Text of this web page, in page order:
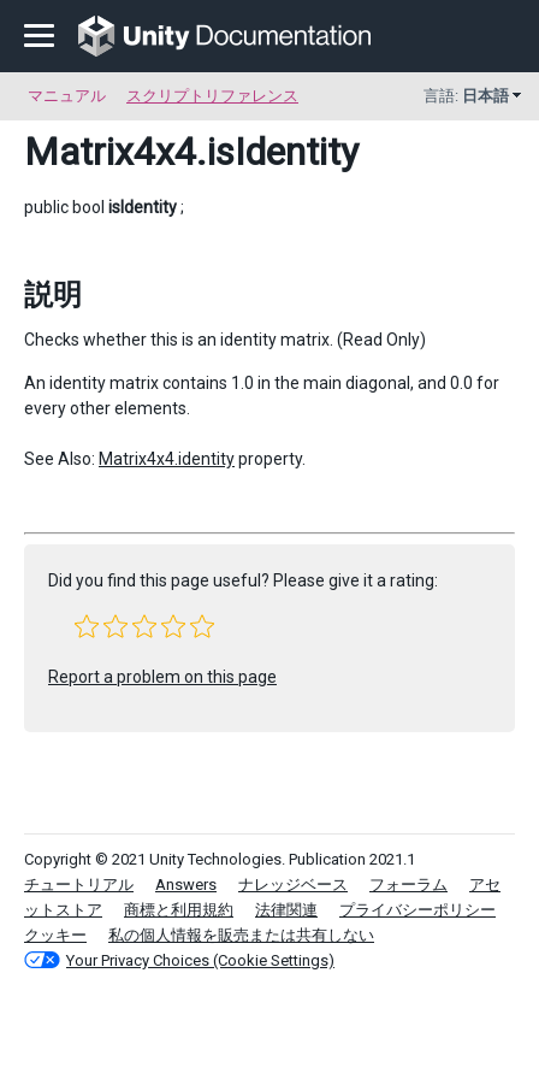
マニュアル スクリプトリファレンス 言語: 日本語
Matrix4x4.isIdentity
public bool isIdentity;
説明
Checks whether this is an identity matrix. (Read Only)
An identity matrix contains 1.0 in the main diagonal, and 0.0 for
every other elements.
See Also: Matrix4x4.identityproperty.
Did you find this page useful? Please give it a rating:
Report a problem on this page
Copyright © 2021 Unity Technologies. Publication 2021.1
チュートリアル
Answers ナレッジベース フォーラム
アセ
ットストア
商標と利用規約 法律関連
プライバシーポリシー
クッキー
私の個人情報を販売または共有しない
Your Privacy Choices (Cookie Settings)